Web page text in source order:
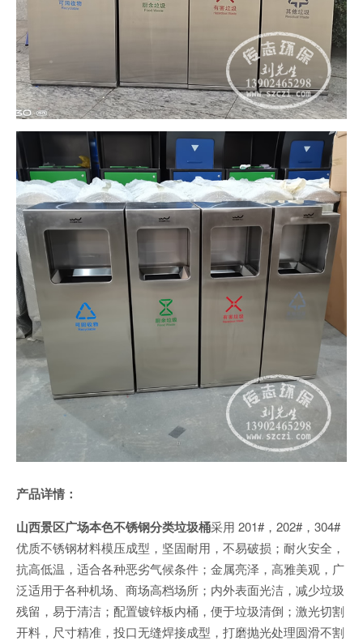
产品详情：
山西景区广场本色不锈钢分类垃圾桶采用 201#，202#，304#
优质不锈钢材料模压成型，坚固耐用，不易破损；耐火安全，
抗高低温，适合各种恶劣气候条件；金属亮泽，高雅美观，广
泛适用于各种机场、商场高档场所；内外表面光洁，减少垃圾
残留，易于清洁；配置镀锌板内桶，便于垃圾清倒；激光切割
开料，尺寸精准，投口无缝焊接成型，打磨抛光处理圆滑不割